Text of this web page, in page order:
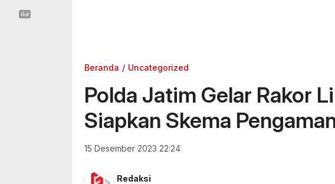
Beranda Uncategorized
Polda Jatim Gelar Rakor
Siapkan Skema
15 Desember 2023 22:24
Redaksi